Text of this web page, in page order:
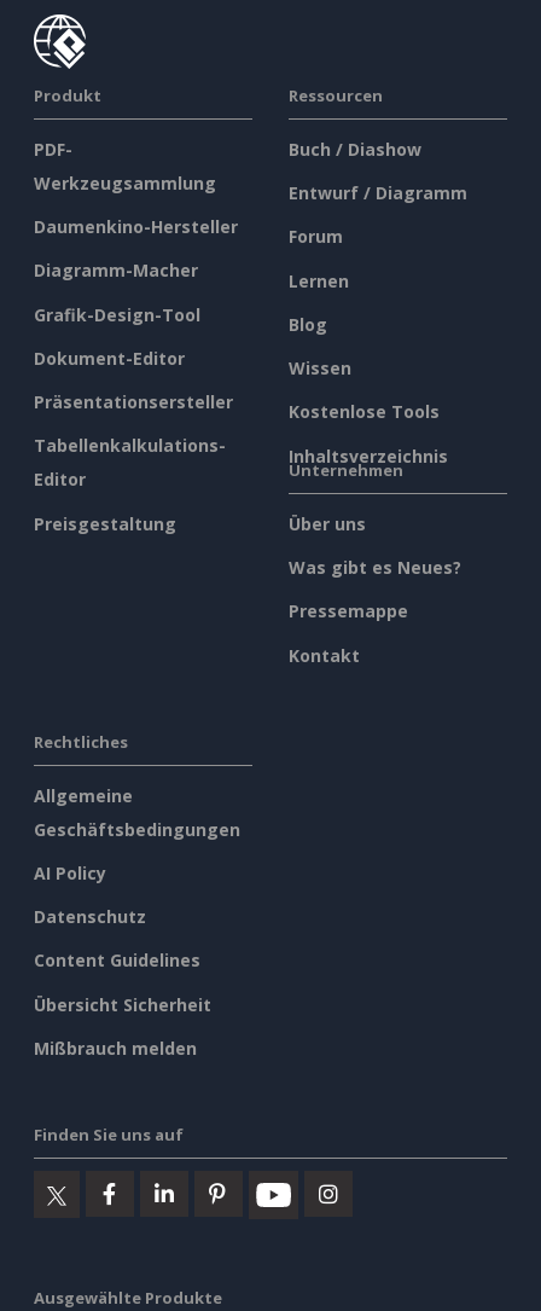
Produkt
PDF-
Werkzeugsammlung
Daumenkino-Hersteller
Diagramm-Macher
Grafik-Design-Tool
Dokument-Editor
Präsentationsersteller
Tabellenkalkulations-
Editor
Preisgestaltung
Ressourcen
Buch / Diashow
Entwurf / Diagramm
Forum
Lernen
Blog
Wissen
Kostenlose Tools
Inhaltsverzeichnis
Unternehmen
Über uns
Was gibt es Neues?
Pressemappe
Kontakt
Rechtliches
Allgemeine
Geschäftsbedingungen
AI Policy
Datenschutz
Content Guidelines
Übersicht Sicherheit
Mißbrauch melden
Finden Sie uns auf
Ausgewählte Produkte